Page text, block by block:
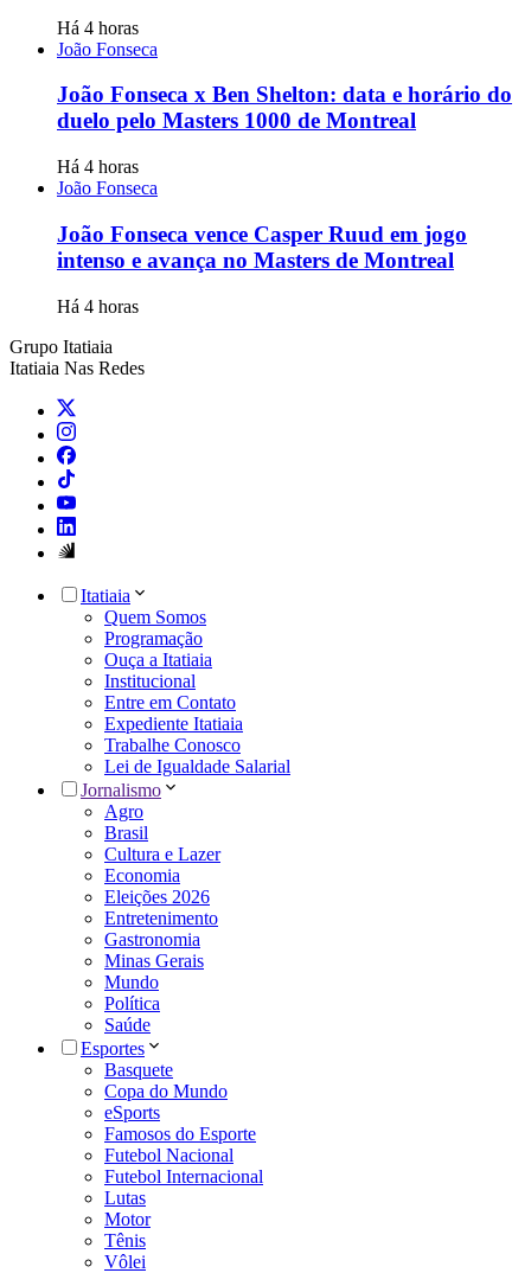
Há 4 horas
João Fonseca
João Fonseca x Ben Shelton: data e horário do
duelo pelo Masters 1000 de Montreal
Há 4 horas
João Fonseca
João Fonseca vence Casper Ruud em jogo
intenso e avança no Masters de Montreal
Há 4 horas
Grupo Itatiaia
Itatiaia Nas Redes
Itatiaia
Quem Somos
Programação
Ouça a Itatiaia
Institucional
Entre em Contato
Expediente Itatiaia
Trabalhe Conosco
Lei de Igualdade Salarial
Jornalismo
Agro
Brasil
Cultura e Lazer
Economia
Eleições 2026
Entretenimento
Gastronomia
Minas Gerais
Mundo
Política
Saúde
Esportes
Basquete
Copa do Mundo
eSports
Famosos do Esporte
Futebol Nacional
Futebol Internacional
Lutas
Motor
Tênis
Vôlei